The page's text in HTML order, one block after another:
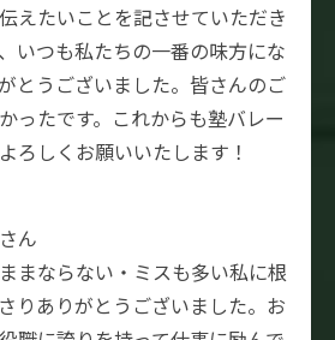
えたいことを記させていただき
いつも私たちの一番の味方にな
とうございました。皆さんのご
ったです。これからも塾バレー
ろしくお願いいたします！
ん
まならない・ミスも多い私に根
りありがとうございました。お